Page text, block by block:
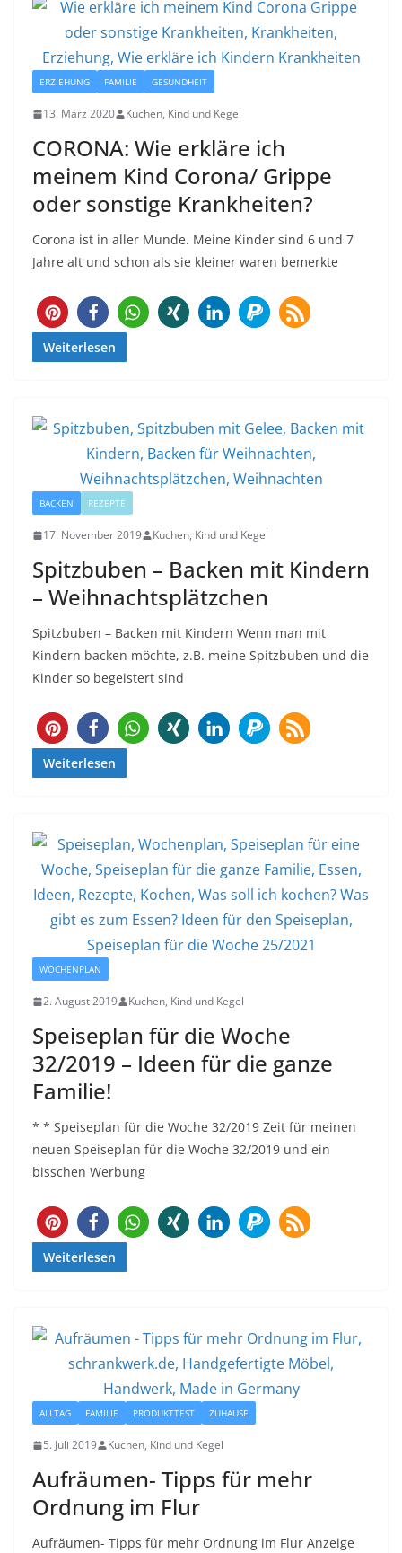
ERZIEHUNG FAMILIE GESUNDHEIT
13. März 2020 Kuchen, Kind und Kegel
CORONA: Wie erkläre ich
meinem Kind Corona/ Grippe
oder sonstige Krankheiten?
Corona ist in aller Munde. Meine Kinder sind 6 und 7
Jahre alt und schon als sie kleiner waren bemerkte
47
Weiterlesen
BACKEN REZEPTE
17. November 2019 Kuchen, Kind und Kegel
Spitzbuben – Backen mit Kindern
– Weihnachtsplätzchen
Spitzbuben – Backen mit Kindern Wenn man mit
Kindern backen möchte, z.B. meine Spitzbuben und die
Kinder so begeistert sind
19
Weiterlesen
WOCHENPLAN
2. August 2019 Kuchen, Kind und Kegel
Speiseplan für die Woche
32/2019 – Ideen für die ganze
Familie!
* * Speiseplan für die Woche 32/2019 Zeit für meinen
neuen Speiseplan für die Woche 32/2019 und ein
bisschen Werbung
16
Weiterlesen
ALLTAG FAMILIE PRODUKTTEST ZUHAUSE
5. Juli 2019 Kuchen, Kind und Kegel
Aufräumen- Tipps für mehr
Ordnung im Flur
Aufräumen- Tipps für mehr Ordnung im Flur Anzeige